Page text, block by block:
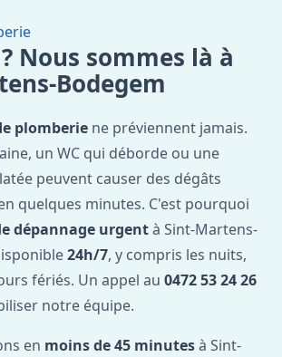
Nous sommes là à
Bodegem
plomberie ne préviennent jamais.
un WC qui déborde ou une
peuvent causer des dégâts
quelques minutes. C'est pourquoi
dépannage urgentà Sint-Martens-
24h/7, y compris les nuits,
fériés. Un appel au 0472 53 24 26
notre équipe.
en moins de 45 minutesà Sint-